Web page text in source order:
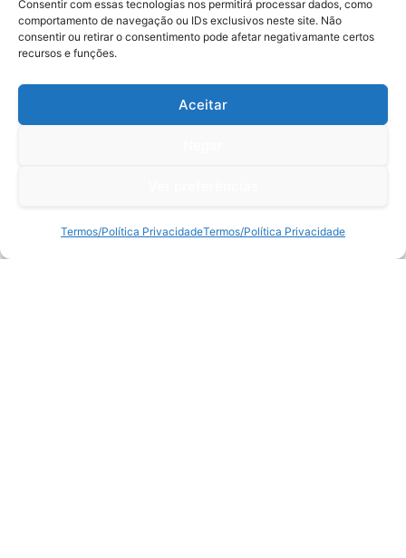
Consentir com essas tecnologias nos permitirá processar dados, como
comportamento de navegação ou IDs exclusivos neste site. Não
consentir ou retirar o consentimento pode afetar negativamante certos
recursos e funções.
Aceitar
Termos/Política PrivacidadeTermos/Política Privacidade